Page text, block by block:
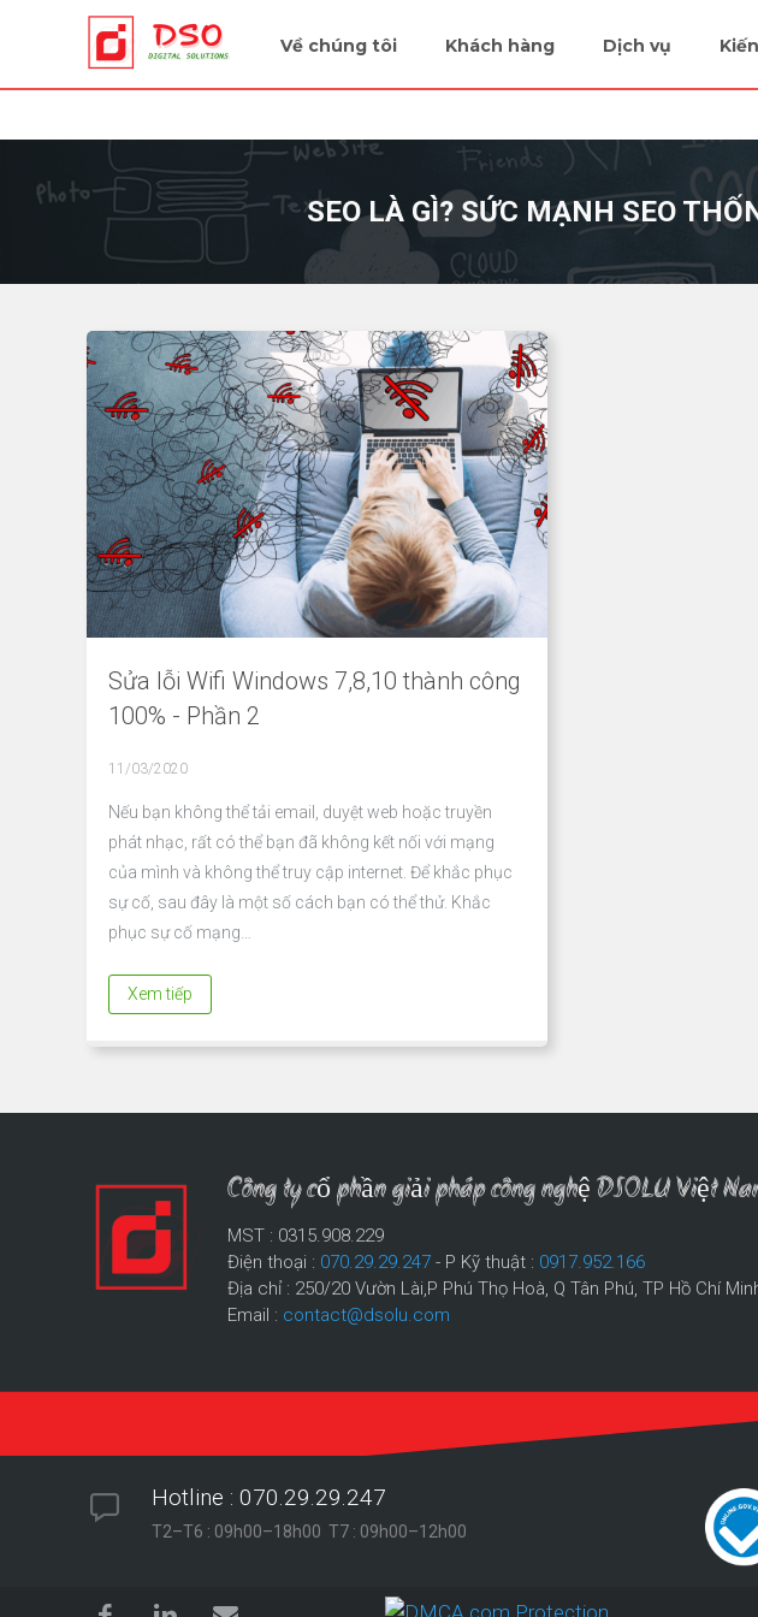
Tiếp sức cùng doanh nghiệp
Về chúng tôi
Khách hàng Dịch vụ
SEO LÀ GÌ? SỨC MẠNH SEO
Sửa lỗi Wifi Windows 7,8,10 thành công
100% - Phần 2
11/03/2020
Nếu bạn không thể tải email, duyệt web hoặc truyền
phát nhạc, rất có thể bạn đã không kết nối với mạng
của mình và không thể truy cập internet. Để khắc phục
sự cố, sau đây là một số cách bạn có thể thử. Khắc
phục sự cố mạng…
Xem tiếp
Công ty cổ phần giải pháp công nghệ DSOLU Việt
MST : 0315.908.229
Điện thoại : 070.29.29.247 - P Kỹ thuật : 0917.952.166
Địa chỉ : 250/20 Vườn Lài,P Phú Thọ Hoà, Q Tân Phú, TP Hồ Chí
Email : contact@dsolu.com
Hotline : 070.29.29.247
T2–T6 : 09h00–18h00 T7 : 09h00–12h00